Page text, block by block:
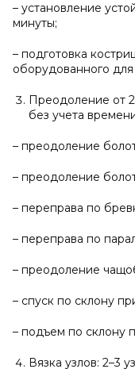
– установление
минуты;
– подготовка
оборудованного для
Преодоление от
без учета
– преодоление
– преодоление
– переправа по
– переправа по
– преодоление
– спуск по склону
– подъем по склону
Вязка узлов: 2–3